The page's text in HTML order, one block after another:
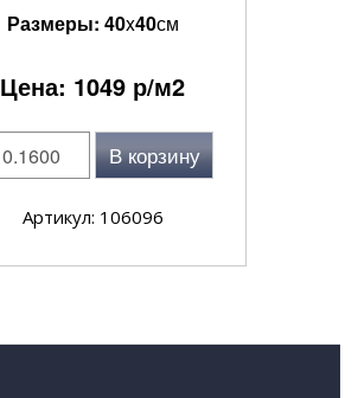
Размеры: 40x40см
Цена: 1049 р/м2
В корзину
Артикул: 106096